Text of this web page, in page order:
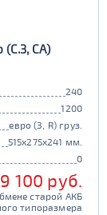
CA)
240
1200
евро (3, R) груз.
515x275x241 мм.
0
100 руб.
старой АКБ
типоразмера